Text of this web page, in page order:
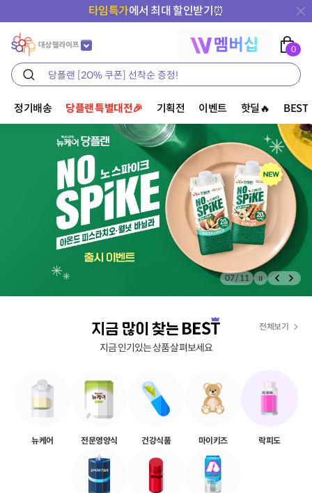
타임특가에서 최대 할인받기⏰
0
정기배송 당플랜 특별대전🎉 기획전 이벤트 핫딜🔥 BEST
07/11
전체보기
지금 인기있는 상품 살펴보세요
뉴케어 전문영양식 건강식품 마이키즈 락피도